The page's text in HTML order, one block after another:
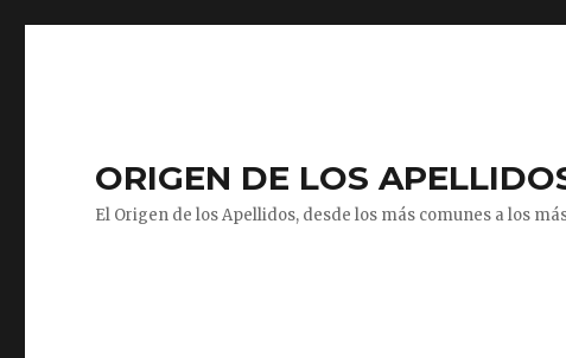
ORIGEN DE LOS
El Origen de los Apellidos, desde los más comunes a los